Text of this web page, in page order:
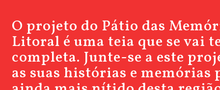
O projeto do Pátio das
Litoral é uma teia que se vai
completa. Junte-se a este
as suas histórias e